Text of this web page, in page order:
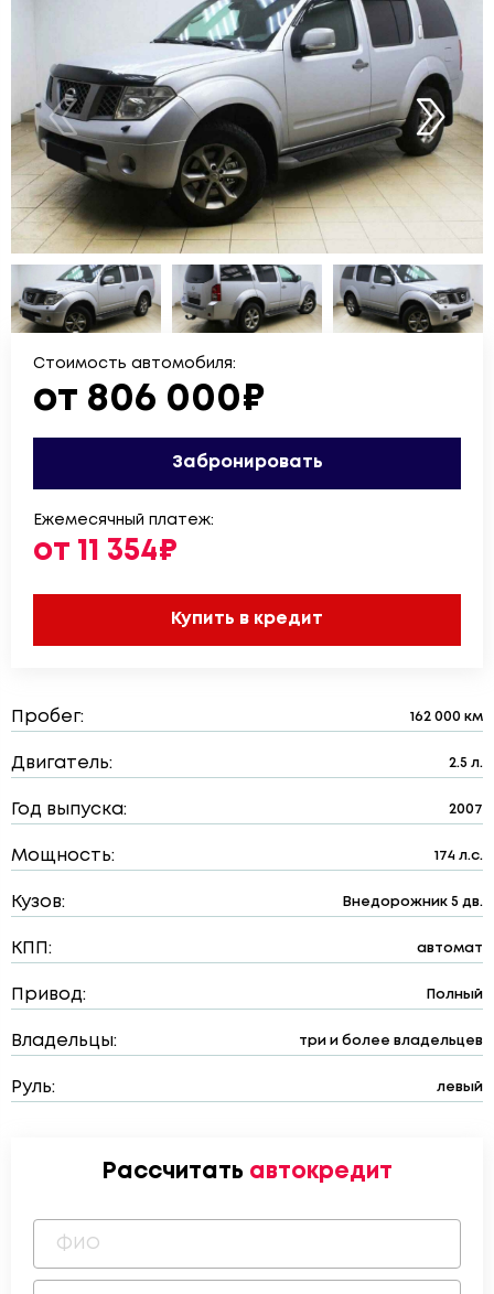
Стоимость автомобиля:
от 806 000₽
Забронировать
Ежемесячный платеж:
от 11 354₽
Купить в кредит
Пробег: 162 000 км
Двигатель: 2.5 л.
Год выпуска: 2007
Мощность: 174 л.с.
Кузов: Внедорожник 5 дв.
КПП: автомат
Привод: Полный
Владельцы: три и более владельцев
Руль: левый
Рассчитать автокредит